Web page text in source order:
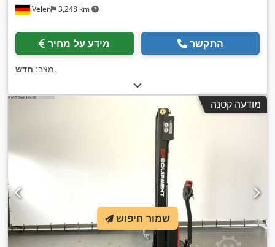
Velen 3,248 km
מידע על מחיר התקשר
מצב: חדש ,
מודעה קטנה
שמור חיפוש